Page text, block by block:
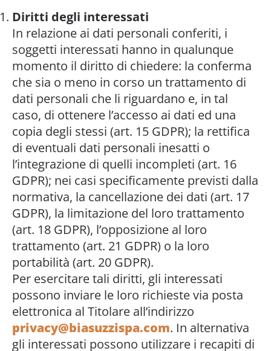
Diritti degli interessati
In relazione ai dati personali conferiti, i
soggetti interessati hanno in qualunque
momento il diritto di chiedere: la conferma
che sia o meno in corso un trattamento di
dati personali che li riguardano e, in tal
caso, di ottenere l’accesso ai dati ed una
copia degli stessi (art. 15 GDPR); la rettifica
di eventuali dati personali inesatti o
l’integrazione di quelli incompleti (art. 16
GDPR); nei casi specificamente previsti dalla
normativa, la cancellazione dei dati (art. 17
GDPR), la limitazione del loro trattamento
(art. 18 GDPR), l’opposizione al loro
trattamento (art. 21 GDPR) o la loro
portabilità (art. 20 GDPR).
Per esercitare tali diritti, gli interessati
possono inviare le loro richieste via posta
elettronica al Titolare all’indirizzo
privacy@biasuzzispa.com. In alternativa
gli interessati possono utilizzare i recapiti di